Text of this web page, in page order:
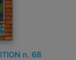
n. 68